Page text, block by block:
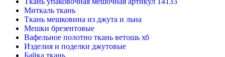
Миткаль ткань
Ткань мешковина из джута и льна
Мешки брезентовые
Вафельное полотно ткань ветошь хб
Изделия и поделки джутовые
Байка ткань